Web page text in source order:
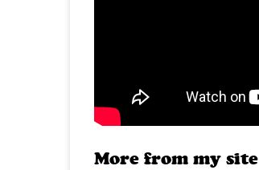
More from my site